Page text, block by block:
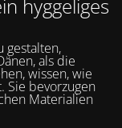
hyggeliges
gestalten,
als die
wissen, wie
Sie bevorzugen
Materialien